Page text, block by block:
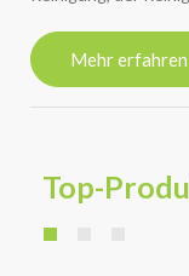
Mehr erfahren
Top-